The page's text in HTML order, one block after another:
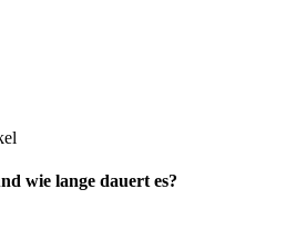
wie lange dauert es?